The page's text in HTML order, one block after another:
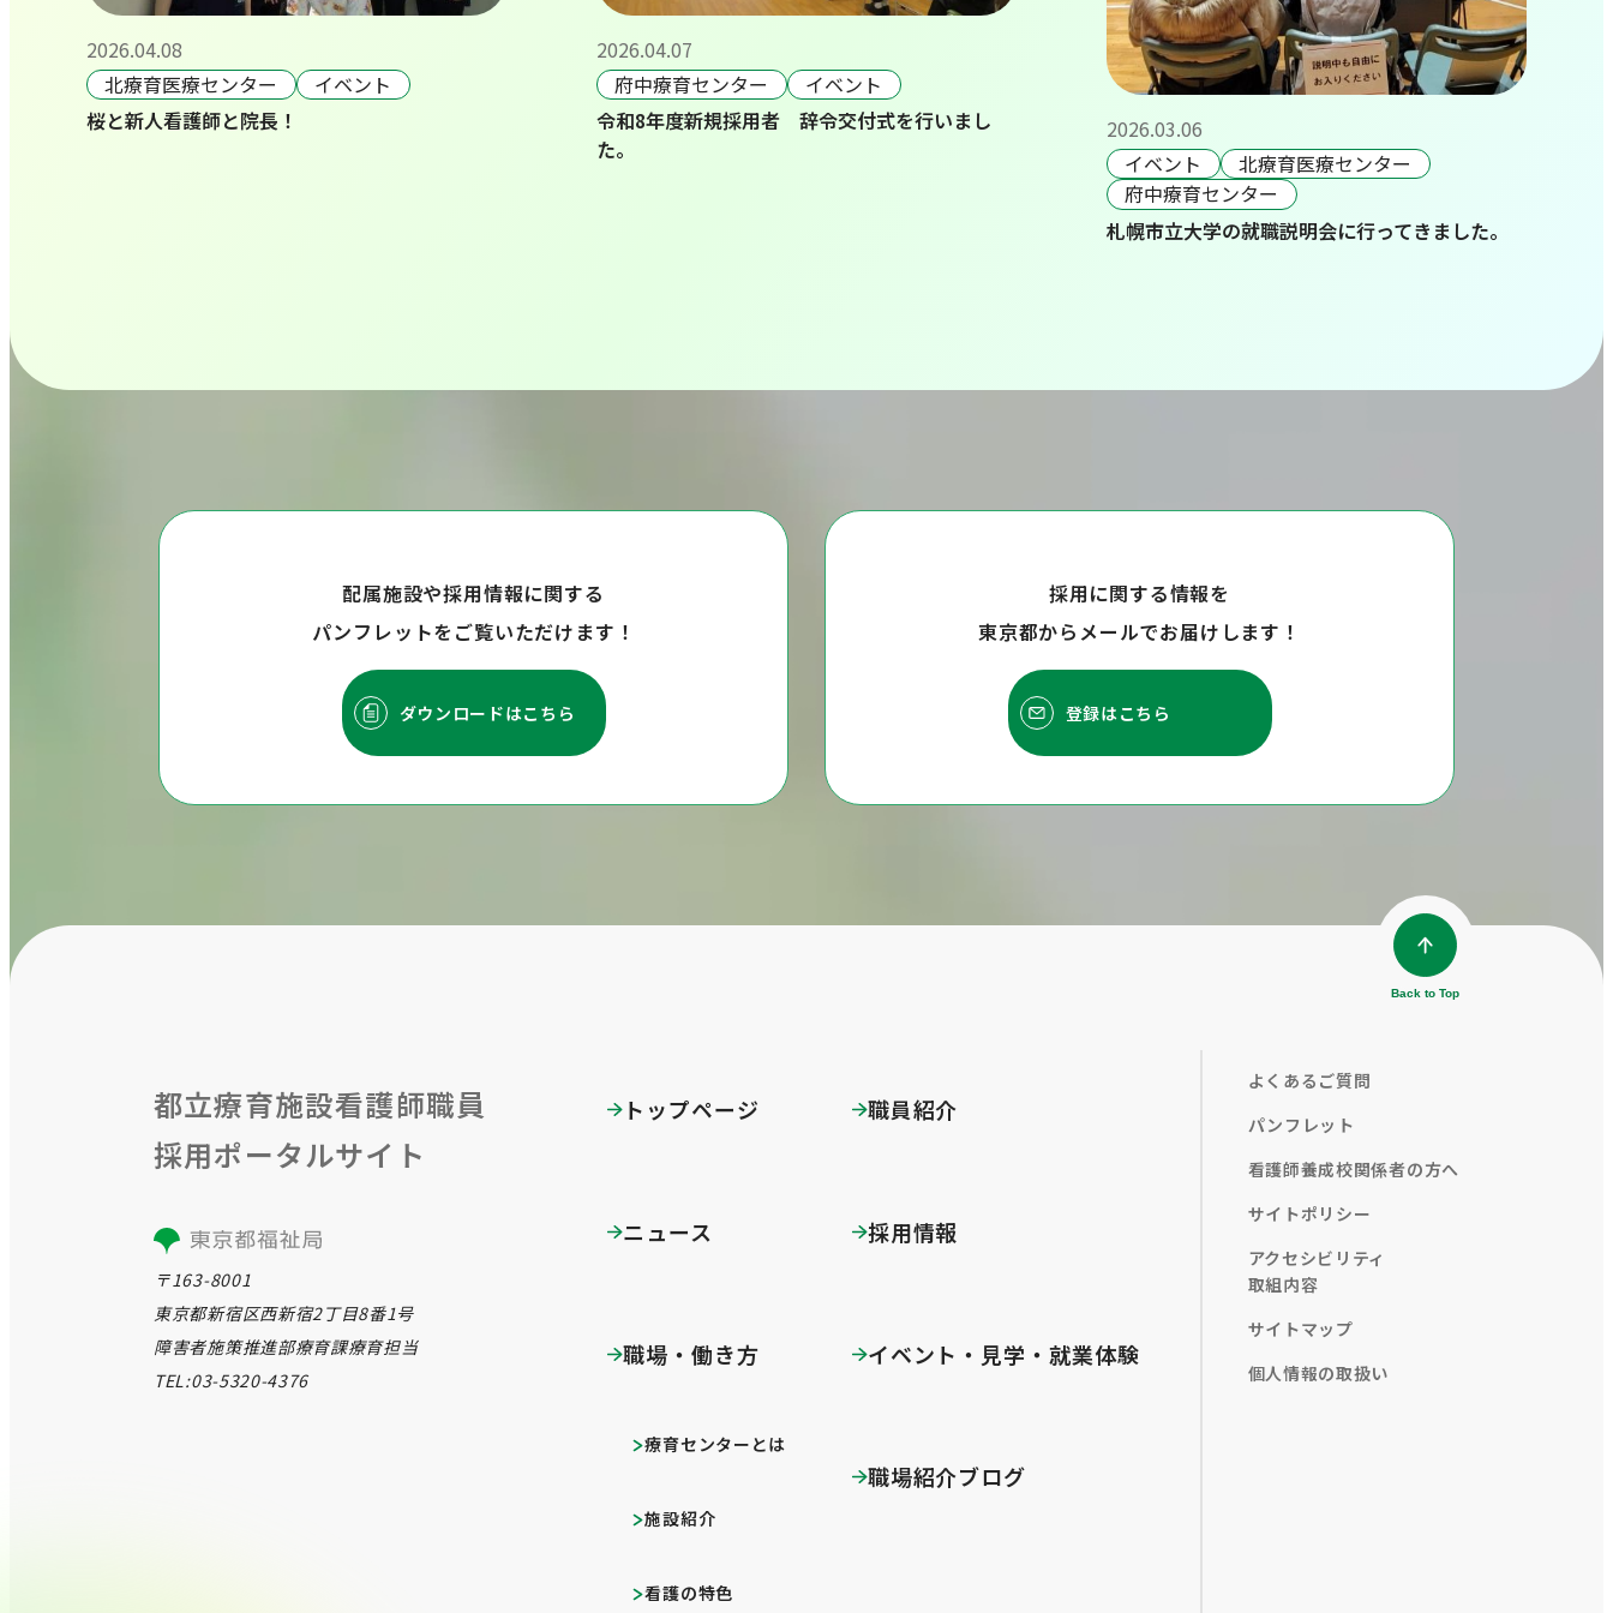
2026.04.08
北療育医療センター
イベント
桜と新人看護師と院長！
2026.04.07
府中療育センター
イベント
令和8年度新規採用者 辞令交付式を行いまし
た。
2026.03.06
イベント
北療育医療センター
府中療育センター
札幌市立大学の就職説明会に行ってきました。
配属施設や採用情報に関する
パンフレットをご覧いただけます！
ダウンロードはこちら
採用に関する情報を
東京都からメールでお届けします！
登録はこちら
都⽴療育施設看護師職員
採⽤ポータルサイト
〒163-8001
東京都新宿区西新宿2丁目8番1号
障害者施策推進部療育課療育担当
TEL:03-5320-4376
トップページ
ニュース
職場・働き方
療育センターとは
施設紹介
看護の特色
職員紹介
採用情報
イベント・見学・就業体験
職場紹介ブログ
よくあるご質問
パンフレット
看護師養成校関係者の方へ
サイトポリシー
アクセシビリティ
取組内容
サイトマップ
個人情報の取扱い
Back to Top